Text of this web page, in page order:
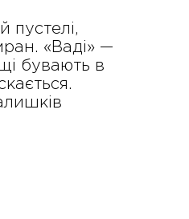
пустелі,
«Ваді» —
бувають в